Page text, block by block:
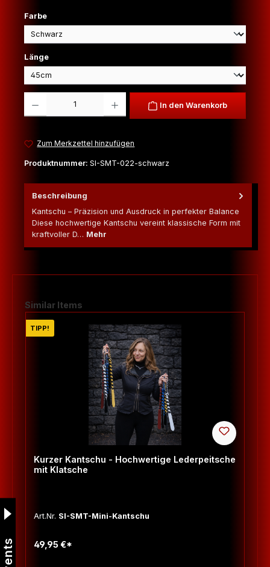
Farbeauswählen
Längeauswählen
In den Warenkorb
Zum Merkzettel hinzufügen
Produktnummer: SI-SMT-022-schwarz
Beschreibung
Kantschu – Präzision und Ausdruck in perfekter Balance
Diese hochwertige Kantschu vereint klassische Form mit
kraftvoller D… Mehr
Produktgalerie überspringen
Similar Items
TIPP!
Kurzer Kantschu - Hochwertige Lederpeitsche
mit Klatsche
Art.Nr. SI-SMT-Mini-Kantschu
49,95 €*